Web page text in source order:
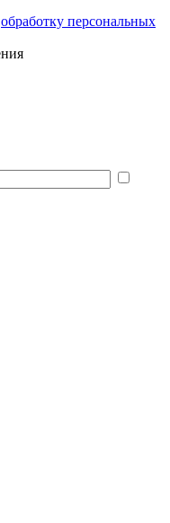
обработку персональных